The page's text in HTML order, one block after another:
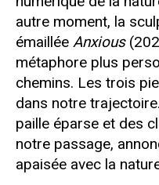
autre moment, la
émaillée Anxious
métaphore plus
chemins. Les trois
dans notre
paille éparse et des
notre passage,
apaisée avec la